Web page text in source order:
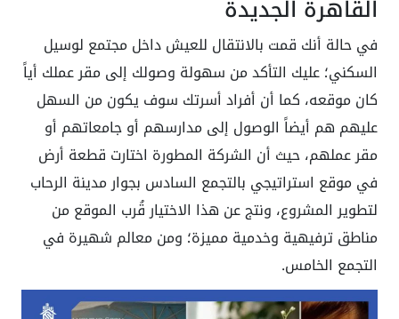
القاهرة الجديدة
في حالة أنك قمت بالانتقال للعيش داخل مجتمع لوسيل
السكني؛ عليك التأكد من سهولة وصولك إلى مقر عملك أياً
كان موقعه، كما أن أفراد أسرتك سوف يكون من السهل
عليهم هم أيضاً الوصول إلى مدارسهم أو جامعاتهم أو
مقر عملهم، حيث أن الشركة المطورة اختارت قطعة أرض
في موقع استراتيجي بالتجمع السادس بجوار مدينة الرحاب
لتطوير المشروع، ونتج عن هذا الاختيار قُرب الموقع من
مناطق ترفيهية وخدمية مميزة؛ ومن معالم شهيرة في
التجمع الخامس.